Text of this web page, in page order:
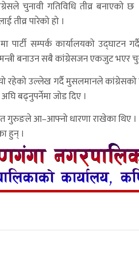
चुनावी गतिविधि तीव्र बनाएको
तीव्र पारेको हो ।
पार्टी सम्पर्क कार्यालयको उद्घाटन
बनाउन सबै कांग्रेसजन एकजुट भएर
उल्लेख गर्दै मुसलमानले कांग्रेसको
बढ्नुपर्नेमा जोड दिए ।
गुरुङले आ–आफ्नो धारणा राखेका थिए
हुन् ।